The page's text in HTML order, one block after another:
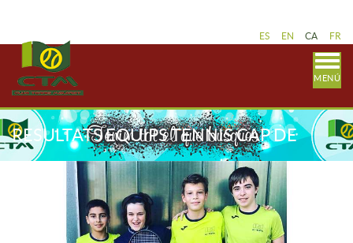
ES EN CA FR
MENÚ
RESULTATS EQUIPS TENNIS CAP DE
SETMANA 30 NOVEMBRE – 1
DESEMBRE.